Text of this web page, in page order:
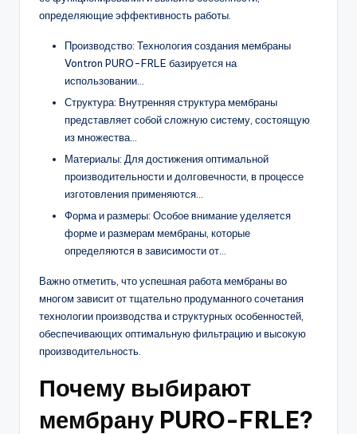
определяющие эффективность работы.
Производство: Технология создания мембраны
Vontron PURO-FRLE базируется на
использовании…
Структура: Внутренняя структура мембраны
представляет собой сложную систему, состоящую
из множества…
Материалы: Для достижения оптимальной
производительности и долговечности, в процессе
изготовления применяются…
Форма и размеры: Особое внимание уделяется
форме и размерам мембраны, которые
определяются в зависимости от…
Важно отметить, что успешная работа мембраны во
многом зависит от тщательно продуманного сочетания
технологии производства и структурных особенностей,
обеспечивающих оптимальную фильтрацию и высокую
производительность.
Почему выбирают
мембрану PURO-FRLE?